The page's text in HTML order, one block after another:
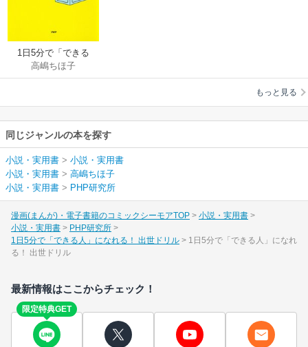
1日5分で「できる
人」になれる！ 出世
ドリル
高嶋ちほ子
もっと見る
同じジャンルの本を探す
小説・実用書 > 小説・実用書
小説・実用書 > 高嶋ちほ子
小説・実用書 > PHP研究所
漫画(まんが)・電子書籍のコミックシーモアTOP
小説・実用書
小説・実用書
PHP研究所
1日5分で「できる人」になれる！ 出世ドリル
1日5分で「できる人」になれ
る！ 出世ドリル
最新情報はここからチェック！
限定特典GET